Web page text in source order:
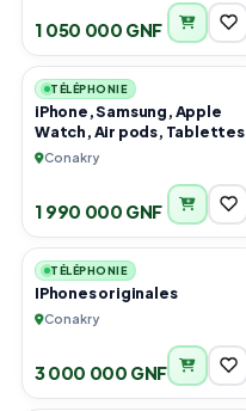
1 050 000 GNF
6
TÉLÉPHONIE
iPhone, Samsung, Apple
Watch, Air pods, Tablettes
Conakry
1 990 000 GNF
1
TÉLÉPHONIE
IPhones originales
Conakry
3 000 000 GNF
2